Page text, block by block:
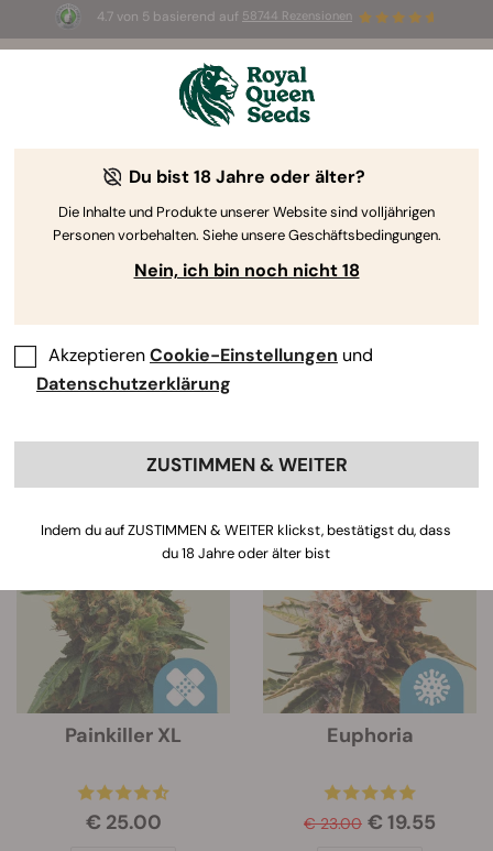
4.7 von 5 basierend auf 58744 Rezensionen
3 White Widow Auto SamenKOSTENLOS für die
CBD-reiche Cannabissamen
Unser Sortiment von CBD-reichen Cannabissamen
wird Pflanzen hervorbringen, die dich beruhigen und
entspannen. Sie sind ideal für Grasliebhaber, die nur
High suchen.
Sortieren nach
Painkiller XL
€ 25.00
-15%
Euphoria
€ 23.00 € 19.55
Du bist 18 Jahre oder älter?
Die Inhalte und Produkte unserer Website sind volljährigen
Personen vorbehalten. Siehe unsere Geschäftsbedingungen.
Nein, ich bin noch nicht 18
AkzeptierenCookie-Einstellungen und
Datenschutzerklärung
ZUSTIMMEN & WEITER
Indem du auf ZUSTIMMEN & WEITER klickst, bestätigst du, dass
du 18 Jahre oder älter bist